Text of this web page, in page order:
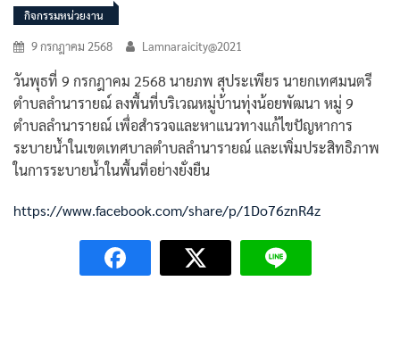
กิจกรรมหน่วยงาน
9 กรกฎาคม 2568 Lamnaraicity@2021
วันพุธที่ 9 กรกฎาคม 2568 นายภพ สุประเพียร นายกเทศมนตรี
ตำบลลำนารายณ์ ลงพื้นที่บริเวณหมู่บ้านทุ่งน้อยพัฒนา หมู่ 9
ตำบลลำนารายณ์ เพื่อสำรวจและหาแนวทางแก้ไขปัญหาการ
ระบายน้ำในเขตเทศบาลตำบลลำนารายณ์ และเพิ่มประสิทธิภาพ
ในการระบายน้ำในพื้นที่อย่างยั่งยืน
https://www.facebook.com/share/p/1Do76znR4z